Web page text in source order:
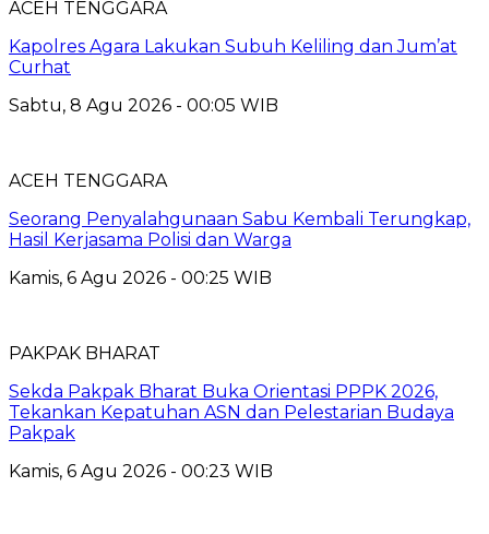
ACEH TENGGARA
Kapolres Agara Lakukan Subuh Keliling dan Jum’at
Curhat
Sabtu, 8 Agu 2026 - 00:05 WIB
ACEH TENGGARA
Seorang Penyalahgunaan Sabu Kembali Terungkap,
Hasil Kerjasama Polisi dan Warga
Kamis, 6 Agu 2026 - 00:25 WIB
PAKPAK BHARAT
Sekda Pakpak Bharat Buka Orientasi PPPK 2026,
Tekankan Kepatuhan ASN dan Pelestarian Budaya
Pakpak
Kamis, 6 Agu 2026 - 00:23 WIB